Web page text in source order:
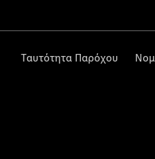
Ταυτότητα Παρόχου